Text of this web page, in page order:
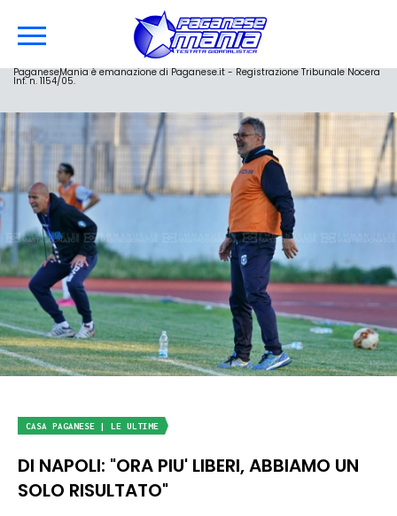
PaganeseMania è emanazione di Paganese.it - Registrazione Tribunale Nocera
Inf. n. 1154/05.
CASA PAGANESE | LE ULTIME
DI NAPOLI: "ORA PIU' LIBERI, ABBIAMO UN
SOLO RISULTATO"